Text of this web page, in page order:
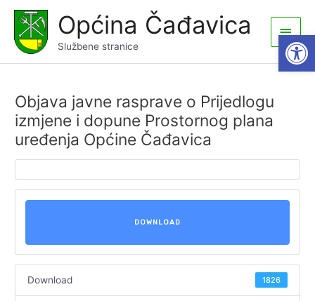
content
Općina Čađavica
Službene stranice
Main
Menu
Objava javne rasprave o Prijedlogu
izmjene i dopune Prostornog plana
uređenja Općine Čađavica
DOWNLOAD
Download 1826